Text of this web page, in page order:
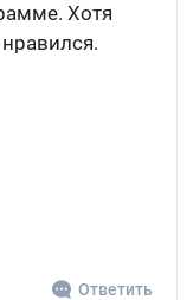
Хотя
Ответить